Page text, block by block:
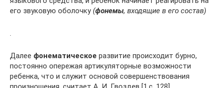
его звуковую оболочку(фонемы, входящие в его состав)
.
Далее фонематическое развитие происходит бурно,
постоянно опережая артикуляторные возможности
ребенка, что и служит основой совершенствования